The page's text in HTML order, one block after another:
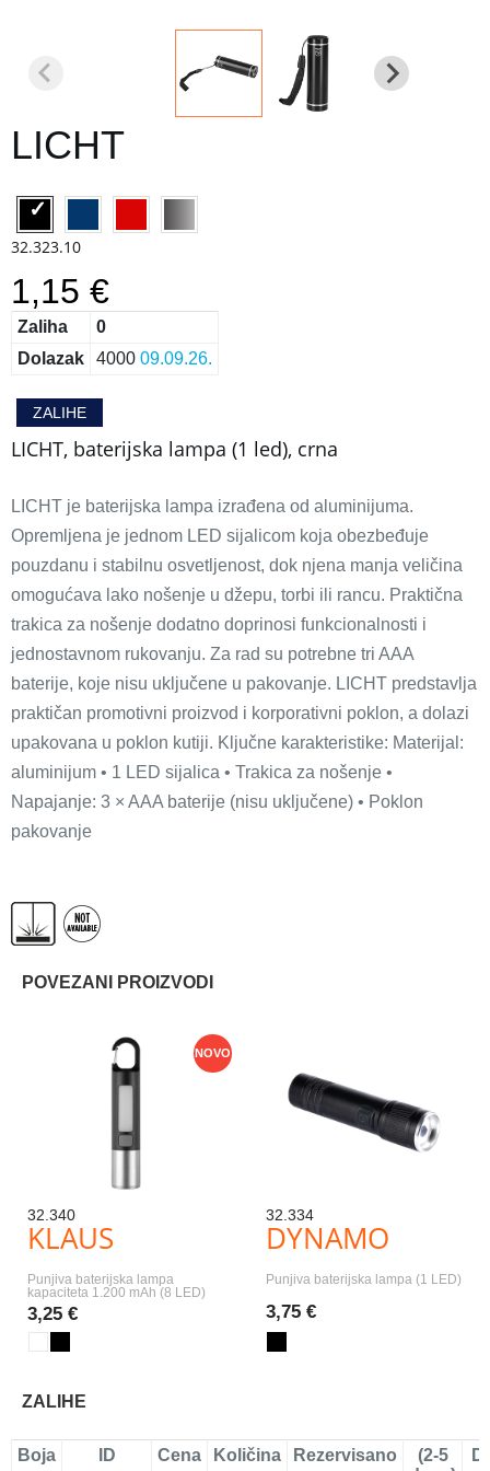
LICHT
32.323.10
1,15 €
Zaliha
0
Dolazak
4000 09.09.26.
ZALIHE
LICHT, baterijska lampa (1 led), crna
LICHT je baterijska lampa izrađena od aluminijuma.
Opremljena je jednom LED sijalicom koja obezbeđuje
pouzdanu i stabilnu osvetljenost, dok njena manja veličina
omogućava lako nošenje u džepu, torbi ili rancu. Praktična
trakica za nošenje dodatno doprinosi funkcionalnosti i
jednostavnom rukovanju. Za rad su potrebne tri AAA
baterije, koje nisu uključene u pakovanje. LICHT predstavlja
praktičan promotivni proizvod i korporativni poklon, a dolazi
upakovana u poklon kutiji. Ključne karakteristike: Materijal:
aluminijum • 1 LED sijalica • Trakica za nošenje •
Napajanje: 3 × AAA baterije (nisu uključene) • Poklon
pakovanje
POVEZANI PROIZVODI
NOVO
32.340
KLAUS
Punjiva baterijska lampa
kapaciteta 1.200 mAh (8 LED)
3,25 €
32.334
DYNAMO
Punjiva baterijska lampa (1 LED)
3,75 €
ZALIHE
Boja ID Cena Količina Rezervisano
(2-5